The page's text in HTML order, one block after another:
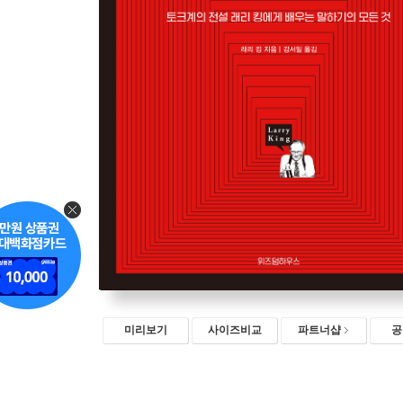
미리보기 사이즈비교 파트너샵